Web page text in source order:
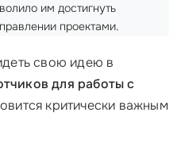
им достигнуть
проектами.
свою идею в
для работы с
критически важным